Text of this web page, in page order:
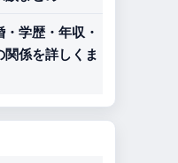
学歴・年収・
係を詳しくま